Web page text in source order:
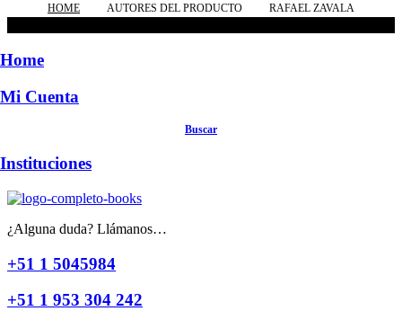
HOME AUTORES DEL PRODUCTO RAFAEL ZAVALA
Home
Mi Cuenta
Buscar
Instituciones
¿Alguna duda? Llámanos…
+51 1 5045984
+51 1 953 304 242